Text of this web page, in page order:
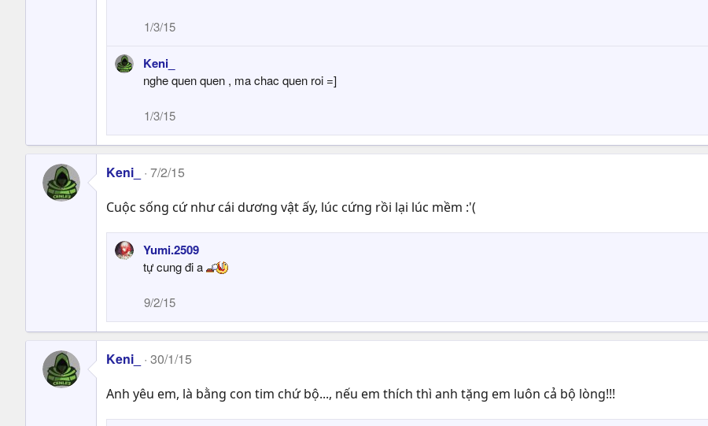
1/3/15
Keni_
nghe quen quen , ma chac quen roi =]
1/3/15
Keni_ 7/2/15
Cuộc sống cứ như cái dương vật ấy, lúc cứng rồi lại lúc mềm :'(
Yumi.2509
tự cung đi a
9/2/15
Keni_ 30/1/15
Anh yêu em, là bằng con tim chứ bộ..., nếu em thích thì anh tặng em luôn cả bộ lòng!!!